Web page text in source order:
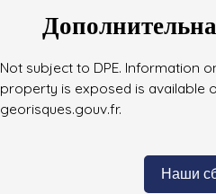
Not subject to DPE. Information
property is exposed is available
georisques.gouv.fr.
Наши